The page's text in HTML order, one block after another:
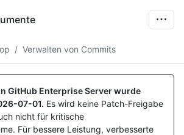
/ Verwalten von Commits
GitHub Enterprise Server wurde
07-01. Es wird keine Patch-Freigabe
nicht für kritische
Für bessere Leistung, verbesserte